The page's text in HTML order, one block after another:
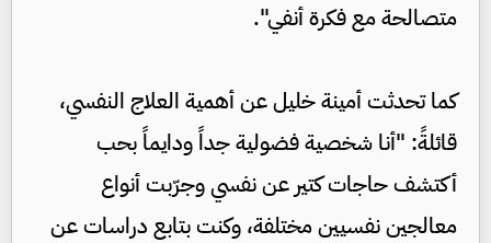
متصالحة مع فكرة أنفي".
كما تحدثت أمينة خليل عن أهمية العلاج النفسي،
قائلةً: "أنا شخصية فضولية جداً ودايماً بحب
أكتشف حاجات كتير عن نفسي وجرّبت أنواع
معالجين نفسيين مختلفة، وكنت بتابع دراسات عن